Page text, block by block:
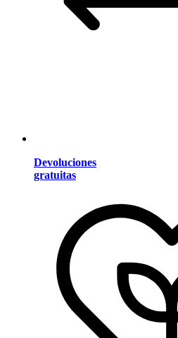
Devoluciones
gratuitas